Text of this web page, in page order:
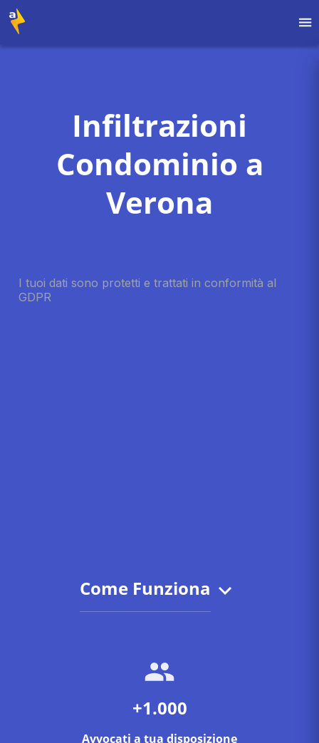
Infiltrazioni
Condominio a
Verona
Come Funziona
+1.000
Avvocati a tua disposizione